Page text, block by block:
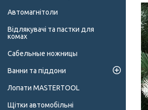
Автомагнітоли
Відлякувачі та пастки для
комах
Сабельные ножницы
Ванни та піддони
Лопати MASTERTOOL
Щітки автомобільні